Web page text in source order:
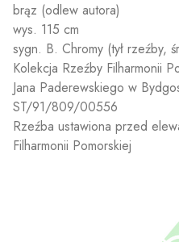
brąz (odlew autora)
wys. 115 cm
sygn. B. Chromy (tył rzeźby,
Kolekcja Rzeźby Filharmonii
Jana Paderewskiego w
ST/91/809/00556
Rzeźba ustawiona przed
Filharmonii Pomorskiej